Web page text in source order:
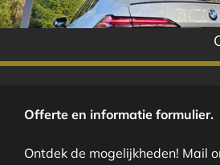
Offerte en informatie formulier.
Ontdek de mogelijkheden! Mail